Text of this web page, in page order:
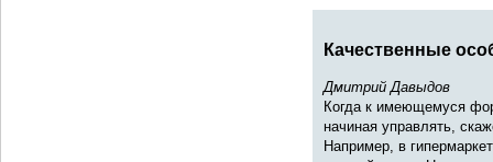
Качественные
Дмитрий Давыдов
Когда к имеющемуся
начиная управлять,
Например, в